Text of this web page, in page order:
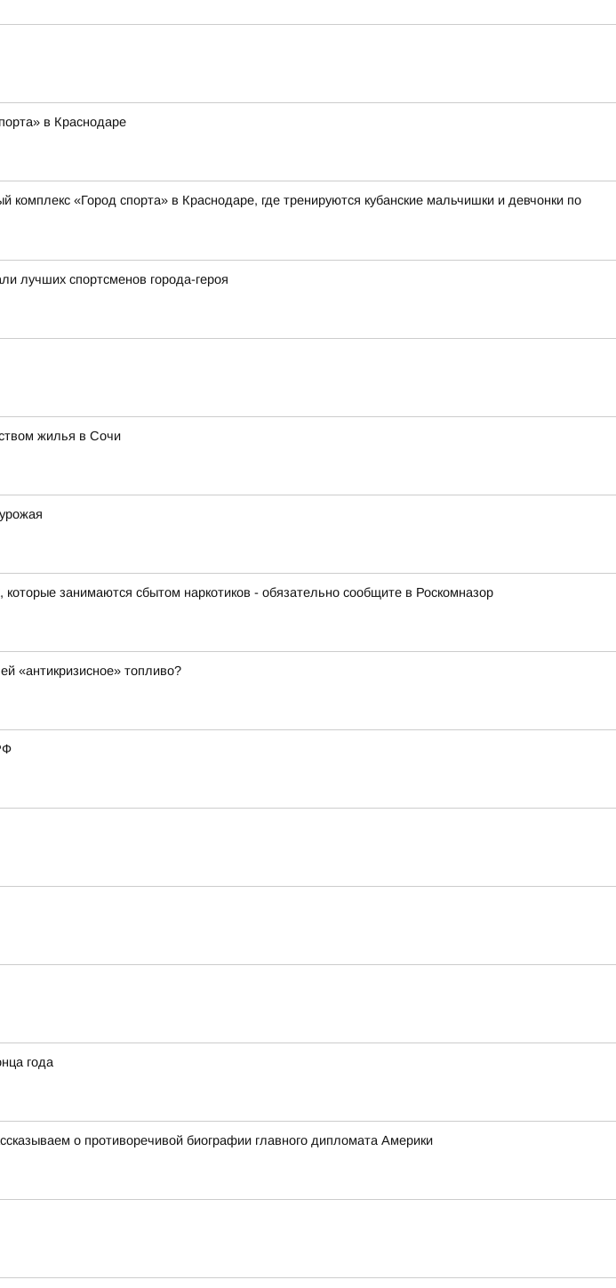
в Краснодаре
«Город спорта» в Краснодаре, где тренируются кубанские мальчишки и девчонки по
лучших спортсменов города-героя
жилья в Сочи
занимаются сбытом наркотиков - обязательно сообщите в Роскомназор
«антикризисное» топливо?
года
о противоречивой биографии главного дипломата Америки